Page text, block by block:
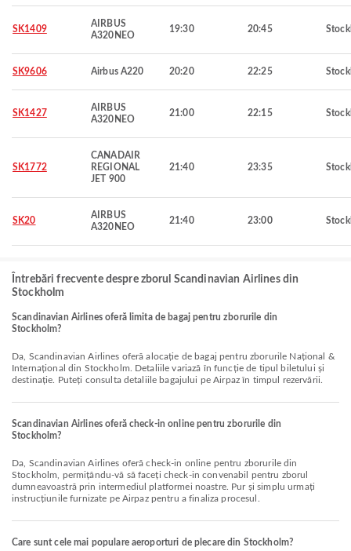
SK1409
AIRBUS
A320NEO
19:30 20:45
SK9606 Airbus A220 20:20 22:25
SK1427
AIRBUS
A320NEO
21:00 22:15
SK1772
CANADAIR
REGIONAL
JET 900
21:40 23:35
SK20
AIRBUS
A320NEO
21:40 23:00
Întrebări frecvente despre zborul Scandinavian Airlines din
Stockholm
Scandinavian Airlines oferă limita de bagaj pentru zborurile din
Stockholm?
Da, Scandinavian Airlines oferă alocație de bagaj pentru zborurile Național &
Internațional din Stockholm. Detaliile variază în funcție de tipul biletului și
destinație. Puteți consulta detaliile bagajului pe Airpaz în timpul rezervării.
Scandinavian Airlines oferă check-in online pentru zborurile din
Stockholm?
Da, Scandinavian Airlines oferă check-in online pentru zborurile din
Stockholm, permițându-vă să faceți check-in convenabil pentru zborul
dumneavoastră prin intermediul platformei noastre. Pur și simplu urmați
instrucțiunile furnizate pe Airpaz pentru a finaliza procesul.
Care sunt cele mai populare aeroporturi de plecare din Stockholm?